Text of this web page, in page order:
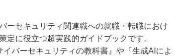
ーセキュリティ関連職への就職・転職におけ
定に役立つ超実践的ガイドブックです。
バーセキュリティの教科書』や『生成AIによ